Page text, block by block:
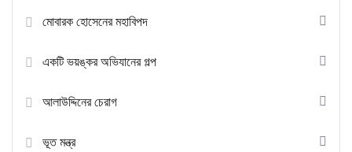
মোবারক হোসেনের মহাবিপদ
একটি ভয়ঙ্কর অভিযানের গল্প
আলাউদ্দিনের চেরাগ
ভূত মন্ত্র